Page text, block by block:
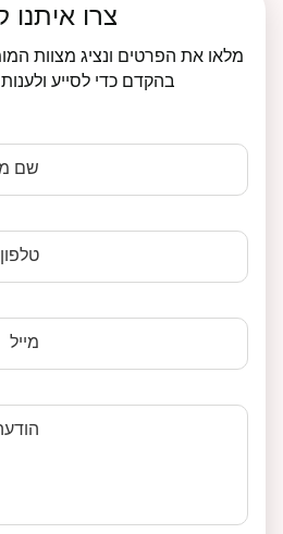
צרו איתנו
מלאו את הפרטים ונציג מצוות
בהקדם כדי לסייע ולענות
שם מלא
טלפון
מייל
הודעה